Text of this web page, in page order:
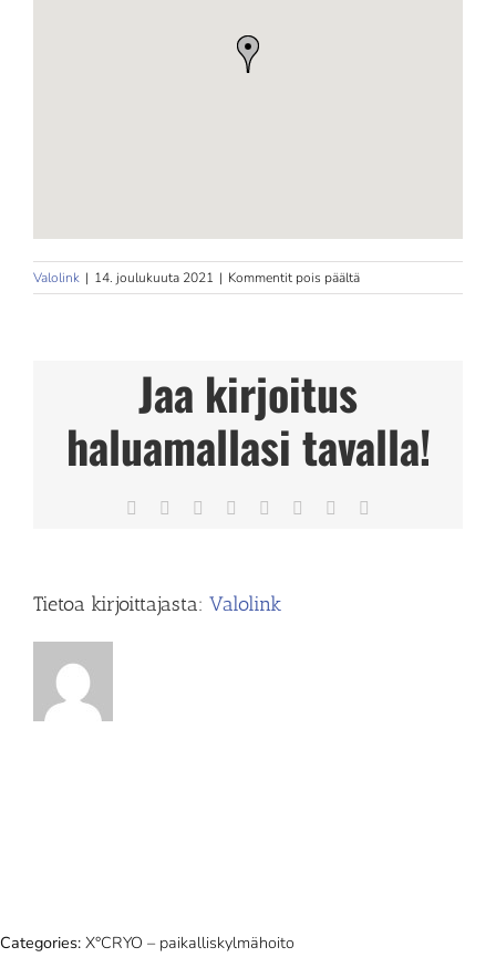
Valolink | 14. joulukuuta 2021 | Kommentit pois päältäartikkelissa
Tuiran
Jaa kirjoitus
haluamallasi tavalla!
Facebook Reddit LinkedIn
TumblrPinterest
Tietoa kirjoittajasta: Valolink
Categories: X°CRYO – paikalliskylmähoito